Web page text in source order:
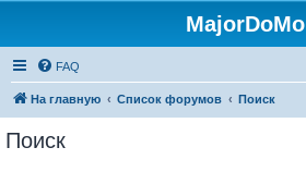
MajorDoMo
FAQ
На главную Список форумов Поиск
Поиск